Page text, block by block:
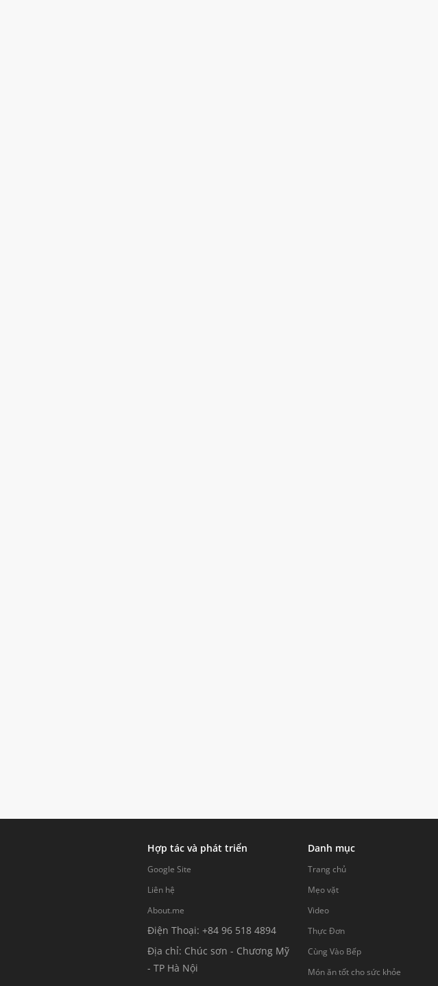
Hợp tác và phát triển
Google Site
Liên hệ
About.me
Điện Thoại: +84 96 518 4894
Địa chỉ: Chúc sơn - Chương Mỹ
- TP Hà Nội
Danh mục
Trang chủ
Mẹo vặt
Video
Thực Đơn
Cùng Vào Bếp
Món ăn tốt cho sức khỏe